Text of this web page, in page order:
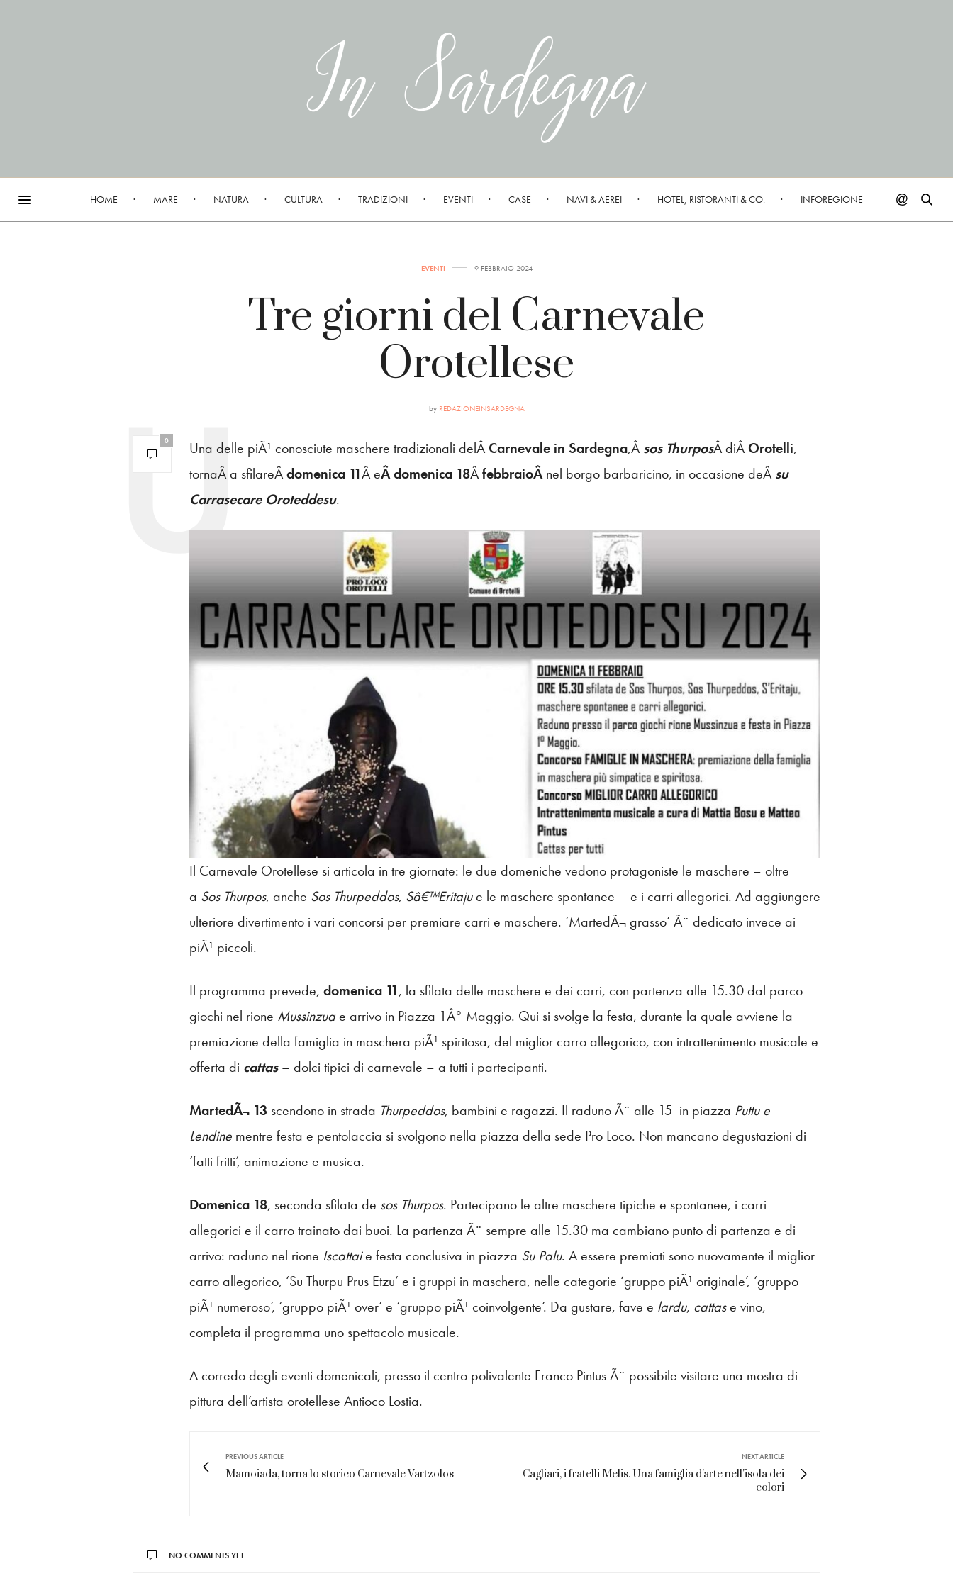
HOME MARE NATURA CULTURA TRADIZIONI EVENTI CASE NAVI & AEREI HOTEL, RISTORANTI & CO. INFOREGIONE
EVENTI 9 FEBBRAIO 2024
Tre giorni del Carnevale
Orotellese
by REDAZIONEINSARDEGNA
0 Una delle piÃ¹ conosciute maschere tradizionali delÂ Carnevale in Sardegna,Â sos ThurposÂ diÂ Orotelli,
tornaÂ a sfilareÂdomenica 11Â eÂ domenica 18ÂfebbraioÂnel borgo barbaricino, in occasione deÂ su
Carrasecare Oroteddesu.
Il Carnevale Orotellese si articola in tre giornate: le due domeniche vedono protagoniste le maschere – oltre
a Sos Thurpos, anche Sos Thurpeddos, Sâ€™Eritajue le maschere spontanee – e i carri allegorici. Ad aggiungere
ulteriore divertimento i vari concorsi per premiare carri e maschere. ‘MartedÃ¬ grasso’ Ã¨ dedicato invece ai
piÃ¹ piccoli.
Il programma prevede, domenica 11, la sfilata delle maschere e dei carri, con partenza alle 15.30 dal parco
giochi nel rione Mussinzuae arrivo in Piazza 1Â° Maggio. Qui si svolge la festa, durante la quale avviene la
premiazione della famiglia in maschera piÃ¹ spiritosa, del miglior carro allegorico, con intrattenimento musicale e
offerta di cattas– dolci tipici di carnevale – a tutti i partecipanti.
MartedÃ¬ 13 scendono in strada Thurpeddos, bambini e ragazzi. Il raduno Ã¨ alle 15 in piazza Puttu e
Lendine mentre festa e pentolaccia si svolgono nella piazza della sede Pro Loco. Non mancano degustazioni di
‘fatti fritti’, animazione e musica.
Domenica 18, seconda sfilata de sos Thurpos. Partecipano le altre maschere tipiche e spontanee, i carri
allegorici e il carro trainato dai buoi. La partenza Ã¨ sempre alle 15.30 ma cambiano punto di partenza e di
arrivo: raduno nel rione Iscattaie festa conclusiva in piazza Su Palu. A essere premiati sono nuovamente il miglior
carro allegorico, ‘Su Thurpu Prus Etzu’ e i gruppi in maschera, nelle categorie ‘gruppo piÃ¹ originale’, ‘gruppo
piÃ¹ numeroso’, ‘gruppo piÃ¹ over’ e ‘gruppo piÃ¹ coinvolgente’. Da gustare, fave e lardu, cattase vino,
completa il programma uno spettacolo musicale.
A corredo degli eventi domenicali, presso il centro polivalente Franco Pintus Ã¨ possibile visitare una mostra di
pittura dell’artista orotellese Antioco Lostia.
PREVIOUS ARTICLE
Mamoiada, torna lo storico Carnevale Vartzolos
NEXT ARTICLE
Cagliari, i fratelli Melis. Una famiglia d'arte nell'isola dei
colori
NO COMMENTS YET